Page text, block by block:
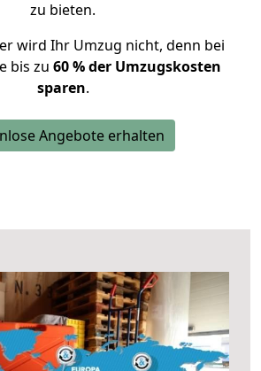
zu bieten.
wird Ihr Umzug nicht, denn bei
bis zu 60 % der Umzugskosten
sparen.
Angebote erhalten